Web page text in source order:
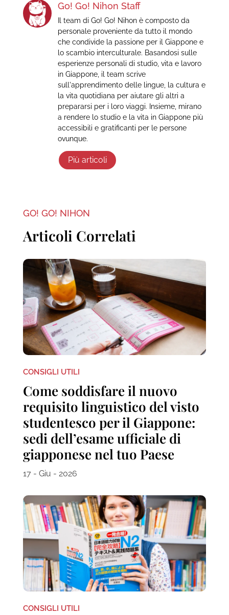
Go! Go! Nihon Staff
Il team di Go! Go! Nihon è composto da
personale proveniente da tutto il mondo
che condivide la passione per il Giappone e
lo scambio interculturale. Basandosi sulle
esperienze personali di studio, vita e lavoro
in Giappone, il team scrive
sull'apprendimento delle lingue, la cultura e
la vita quotidiana per aiutare gli altri a
prepararsi per i loro viaggi. Insieme, mirano
a rendere lo studio e la vita in Giappone più
accessibili e gratificanti per le persone
ovunque.
Più articoli
GO! GO! NIHON
Articoli Correlati
CONSIGLI UTILI
Come soddisfare il nuovo
requisito linguistico del visto
studentesco per il Giappone:
sedi dell’esame ufficiale di
giapponese nel tuo Paese
17 - Giu - 2026
CONSIGLI UTILI